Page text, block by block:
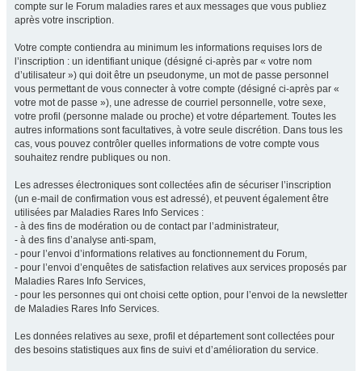
compte sur le Forum maladies rares et aux messages que vous publiez
après votre inscription.
Votre compte contiendra au minimum les informations requises lors de
l’inscription : un identifiant unique (désigné ci-après par « votre nom
d’utilisateur ») qui doit être un pseudonyme, un mot de passe personnel
vous permettant de vous connecter à votre compte (désigné ci-après par «
votre mot de passe »), une adresse de courriel personnelle, votre sexe,
votre profil (personne malade ou proche) et votre département. Toutes les
autres informations sont facultatives, à votre seule discrétion. Dans tous les
cas, vous pouvez contrôler quelles informations de votre compte vous
souhaitez rendre publiques ou non.
Les adresses électroniques sont collectées afin de sécuriser l’inscription
(un e-mail de confirmation vous est adressé), et peuvent également être
utilisées par Maladies Rares Info Services :
- à des fins de modération ou de contact par l’administrateur,
- à des fins d’analyse anti-spam,
- pour l’envoi d’informations relatives au fonctionnement du Forum,
- pour l’envoi d’enquêtes de satisfaction relatives aux services proposés par
Maladies Rares Info Services,
- pour les personnes qui ont choisi cette option, pour l’envoi de la newsletter
de Maladies Rares Info Services.
Les données relatives au sexe, profil et département sont collectées pour
des besoins statistiques aux fins de suivi et d’amélioration du service.